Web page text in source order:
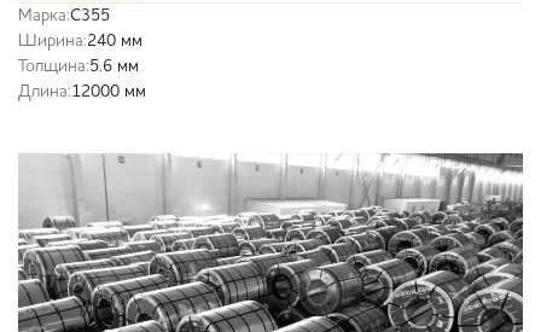
Марка:С355
Ширина:240 мм
Толщина:5.6 мм
Длина:12000 мм